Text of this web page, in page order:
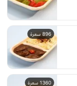
896 سعرة
1360 سعرة